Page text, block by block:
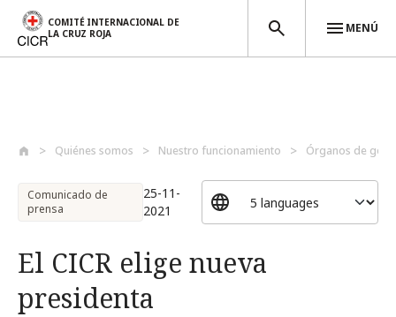
COMITÉ INTERNACIONAL DE
LA CRUZ ROJA
MENÚ
Quiénes somos Nuestro funcionamiento Órganos de
Comunicado de
prensa
25-11-
2021
El CICR elige nueva
presidenta